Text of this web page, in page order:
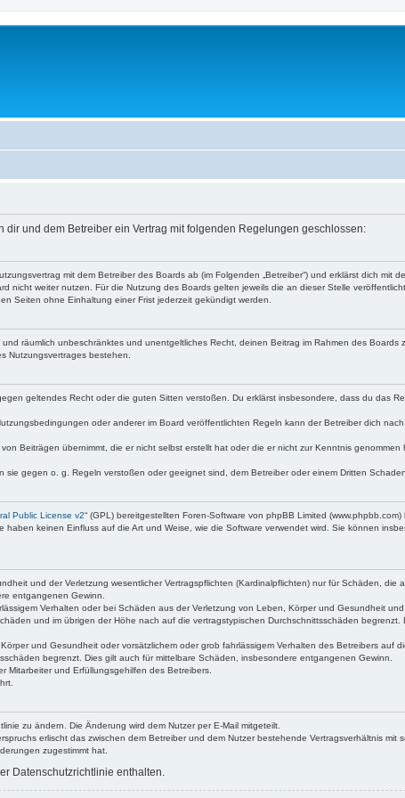
dir und dem Betreiber ein Vertrag mit folgenden Regelungen geschlossen:
mit dem Betreiber des Boards ab (im Folgenden „Betreiber“) und erklärst dich mit
nicht weiter nutzen. Für die Nutzung des Boards gelten jeweils die an dieser Stelle
Seiten ohne Einhaltung einer Frist jederzeit gekündigt werden.
räumlich unbeschränktes und unentgeltliches Recht, deinen Beitrag im Rahmen des Boards
Nutzungsvertrages bestehen.
geltendes Recht oder die guten Sitten verstoßen. Du erklärst insbesondere, dass du das
oder anderer im Board veröffentlichten Regeln kann der Betreiber dich
Beiträgen übernimmt, die er nicht selbst erstellt hat oder die er nicht zur Kenntnis
gegen o. g. Regeln verstoßen oder geeignet sind, dem Betreiber oder einem Dritten
Public License v2“ (GPL) bereitgestellten Foren-Software von phpBB Limited
keinen Einfluss auf die Art und Weise, wie die Software verwendet wird. Sie können
und der Verletzung wesentlicher Vertragspflichten (Kardinalpflichten) nur für Schäden, die
entgangenen Gewinn.
Verhalten oder bei Schäden aus der Verletzung von Leben, Körper und Gesundheit
und im übrigen der Höhe nach auf die vertragstypischen Durchschnittsschäden
und Gesundheit oder vorsätzlichem oder grob fahrlässigem Verhalten des Betreibers auf
begrenzt. Dies gilt auch für mittelbare Schäden, insbesondere entgangenen Gewinn.
Mitarbeiter und Erfüllungsgehilfen des Betreibers.
zu ändern. Die Änderung wird dem Nutzer per E-Mail mitgeteilt.
erlischt das zwischen dem Betreiber und dem Nutzer bestehende Vertragsverhältnis mit
zugestimmt hat.
Datenschutzrichtlinie enthalten.